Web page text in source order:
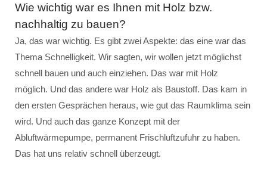
Wie wichtig war es Ihnen mit Holz bzw.
nachhaltig zu bauen?
Ja, das war wichtig. Es gibt zwei Aspekte: das eine war das
Thema Schnelligkeit. Wir sagten, wir wollen jetzt möglichst
schnell bauen und auch einziehen. Das war mit Holz
möglich. Und das andere war Holz als Baustoff. Das kam in
den ersten Gesprächen heraus, wie gut das Raumklima sein
wird. Und auch das ganze Konzept mit der
Abluftwärmepumpe, permanent Frischluftzufuhr zu haben.
Das hat uns relativ schnell überzeugt.